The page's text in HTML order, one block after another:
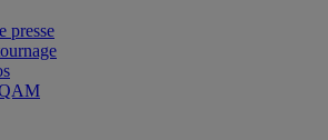
presse